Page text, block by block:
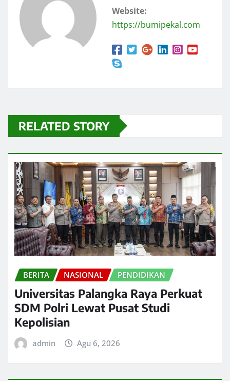
Website:
https://bumipekal.com
RELATED STORY
BERITA NASIONAL PENDIDIKAN
Universitas Palangka Raya Perkuat
SDM Polri Lewat Pusat Studi
Kepolisian
admin Agu 6, 2026